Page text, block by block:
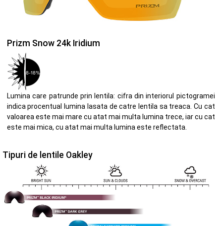
Prizm Snow 24k Iridium
Lumina care patrunde prin lentila: cifra din interiorul pictogramei
indica procentual lumina lasata de catre lentila sa treaca. Cu cat
valoarea este mai mare cu atat mai multa lumina trece, iar cu cat
este mai mica, cu atat mai multa lumina este reflectata.
Tipuri de lentile Oakley